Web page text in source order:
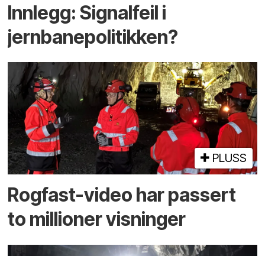
Innlegg: Signalfeil i
jernbanepolitikken?
PLUSS
Rogfast-video har passert
to millioner visninger